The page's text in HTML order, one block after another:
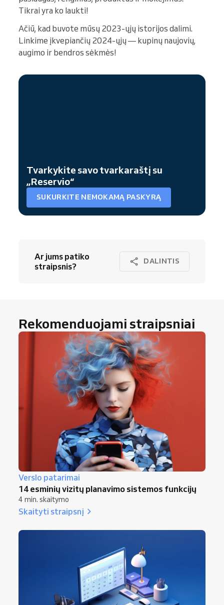
Tikrai yra ko laukti!
Ačiū, kad buvote mūsų 2023-ųjų istorijos dalimi.
Linkime įkvepiančių 2024-ųjų — kupinų naujovių,
augimo ir bendros sėkmės!
Tvarkykite savo tvarkaraštį su
„Reservio“
SUKURKITE NEMOKAMĄ PASKYRĄ
Ar jums patiko
straipsnis?
DALINTIS
Rekomenduojami straipsniai
Verslo patarimai
14 esminių vizitų planavimo sistemos funkcijų
4 min. skaitymo
Skaityti straipsnį